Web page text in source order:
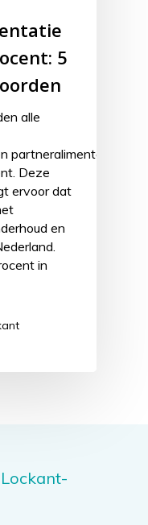
5
alle
partneralimentatie
Deze
ervoor dat
en
in